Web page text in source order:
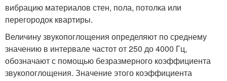
вибрацию материалов стен, пола, потолка или
перегородок квартиры.
Величину звукопоглощения определяют по среднему
значению в интервале частот от 250 до 4000 Гц,
обозначают с помощью безразмерного коэффициента
звукопоглощения. Значение этого коэффициента